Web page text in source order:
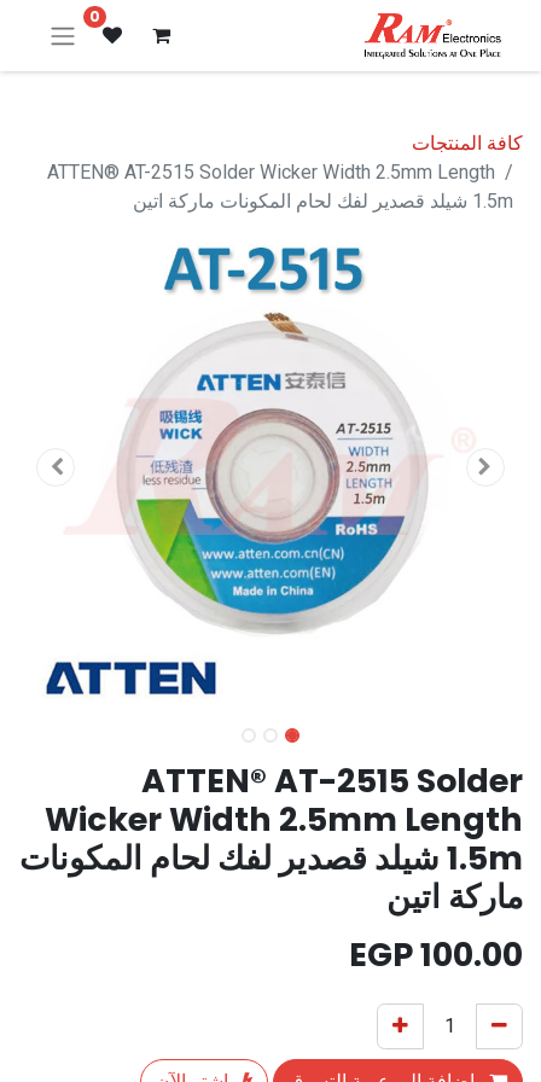
0
كافة المنتجات
ATTEN® AT-2515 Solder Wicker Width 2.5mm Length
1.5m شيلد قصدير لفك لحام المكونات ماركة اتين
ATTEN® AT-2515 Solder
Wicker Width 2.5mm Length
1.5m شيلد قصدير لفك لحام المكونات
ماركة اتين
100.00